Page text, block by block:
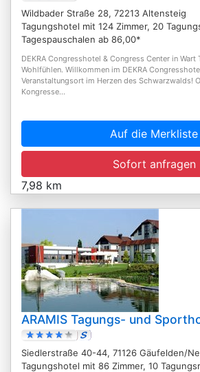
Wildbader Straße 28, 72213 Altensteig
Tagungshotel mit 124 Zimmer, 20
Tagespauschalen ab 86,00*
DEKRA Congresshotel & Congress Center in Wart
Wohlfühlen. Willkommen im DEKRA
Veranstaltungsort im Herzen des Schwarzwalds!
Kongresse...
Auf die Merkliste
Sofort anfragen
7,98 km
ARAMIS Tagungs- und
Siedlerstraße 40-44, 71126 Gäufelden/
Tagungshotel mit 86 Zimmer, 10